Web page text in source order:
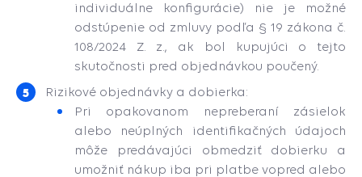
individuálne konfigurácie) nie je možné
odstúpenie od zmluvy podľa § 19 zákona č.
108/2024 Z. z., ak bol kupujúci o tejto
skutočnosti pred objednávkou poučený.
Rizikové objednávky a dobierka:
Pri opakovanom nepreberaní zásielok
alebo neúplných identifikačných údajoch
môže predávajúci obmedziť dobierku a
umožniť nákup iba pri platbe vopred alebo